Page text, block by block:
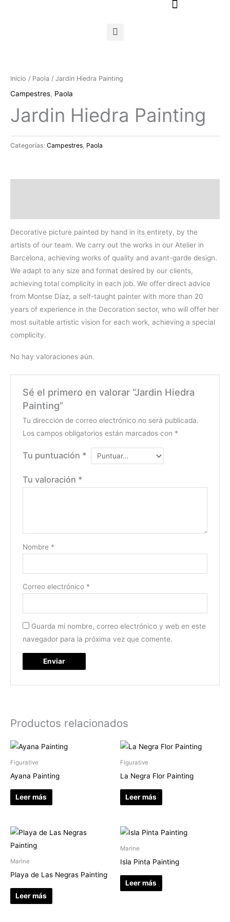
Inicio / Paola / Jardin Hiedra Painting
Campestres, Paola
Jardin Hiedra Painting
Categorías: Campestres Paola
Decorative picture painted by hand in its entirety, by the
artists of our team. We carry out the works in our Atelier in
Barcelona, achieving works of quality and avant-garde design.
We adapt to any size and format desired by our clients,
achieving total complicity in each job. We offer direct advice
from Montse Díaz, a self-taught painter with more than 20
years of experience in the Decoration sector, who will offer her
most suitable artistic vision for each work, achieving a special
complicity.
No hay valoraciones aún.
Sé el primero en valorar “Jardin Hiedra
Painting”
Tu dirección de correo electrónico no será publicada.
Los campos obligatorios están marcados con *
Tu puntuación *
Tu valoración *
Nombre *
Correo electrónico *
Guarda mi nombre, correo electrónico y web en este
navegador para la próxima vez que comente.
Productos relacionados
Figurative
Ayana Painting
Leer más
Figurative
La Negra Flor Painting
Leer más
Marine
Playa de Las Negras Painting
Leer más
Marine
Isla Pinta Painting
Leer más